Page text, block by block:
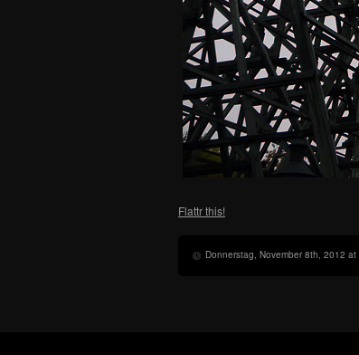
Flattr this!
Donnerstag, November 8th, 2012 at